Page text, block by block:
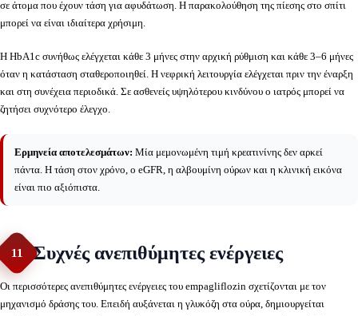
σε άτομα που έχουν τάση για αφυδάτωση. Η παρακολούθηση της πίεσης στο σπίτι
μπορεί να είναι ιδιαίτερα χρήσιμη.
Η HbA1c συνήθως ελέγχεται κάθε 3 μήνες στην αρχική ρύθμιση και κάθε 3–6 μήνες
όταν η κατάσταση σταθεροποιηθεί. Η νεφρική λειτουργία ελέγχεται πριν την έναρξη
και στη συνέχεια περιοδικά. Σε ασθενείς υψηλότερου κινδύνου ο ιατρός μπορεί να
ζητήσει συχνότερο έλεγχο.
Ερμηνεία αποτελεσμάτων: Μία μεμονωμένη τιμή κρεατινίνης δεν αρκεί
πάντα. Η τάση στον χρόνο, ο eGFR, η αλβουμίνη ούρων και η κλινική εικόνα
είναι πιο αξιόπιστα.
11 Συχνές ανεπιθύμητες ενέργειες
Οι περισσότερες ανεπιθύμητες ενέργειες του empagliflozin σχετίζονται με τον
μηχανισμό δράσης του. Επειδή αυξάνεται η γλυκόζη στα ούρα, δημιουργείται